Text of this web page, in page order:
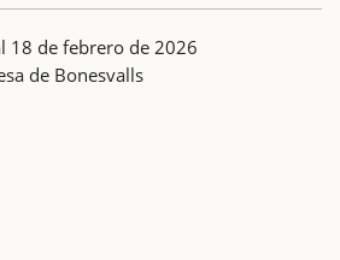
18 de febrero de 2026
de Bonesvalls